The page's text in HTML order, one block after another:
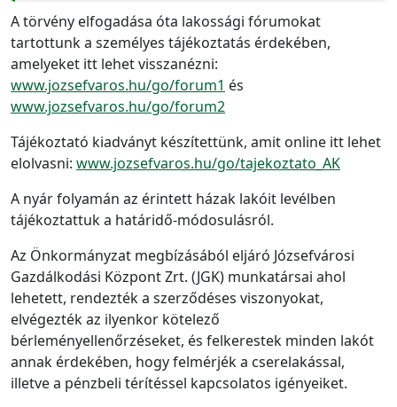
A törvény elfogadása óta lakossági fórumokat
tartottunk a személyes tájékoztatás érdekében,
amelyeket itt lehet visszanézni:
www.jozsefvaros.hu/go/forum1 és
www.jozsefvaros.hu/go/forum2
Tájékoztató kiadványt készítettünk, amit online itt lehet
elolvasni: www.jozsefvaros.hu/go/tajekoztato_AK
A nyár folyamán az érintett házak lakóit levélben
tájékoztattuk a határidő-módosulásról.
Az Önkormányzat megbízásából eljáró Józsefvárosi
Gazdálkodási Központ Zrt. (JGK) munkatársai ahol
lehetett, rendezték a szerződéses viszonyokat,
elvégezték az ilyenkor kötelező
bérleményellenőrzéseket, és felkerestek minden lakót
annak érdekében, hogy felmérjék a cserelakással,
illetve a pénzbeli térítéssel kapcsolatos igényeiket.